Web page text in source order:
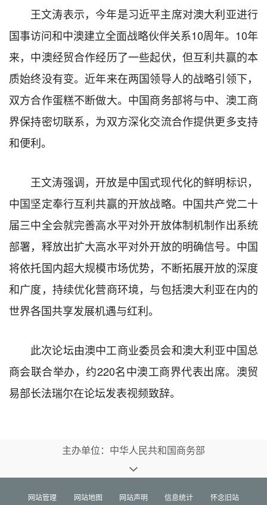
王文涛表示，今年是习近平主席对澳大利亚进行
国事访问和中澳建立全面战略伙伴关系10周年。10年
来，中澳经贸合作经历了一些起伏，但互利共赢的本
质始终没有变。近年来在两国领导人的战略引领下，
双方合作蛋糕不断做大。中国商务部将与中、澳工商
界保持密切联系，为双方深化交流合作提供更多支持
和便利。
王文涛强调，开放是中国式现代化的鲜明标识，
中国坚定奉行互利共赢的开放战略。中国共产党二十
届三中全会就完善高水平对外开放体制机制作出系统
部署，释放出扩大高水平对外开放的明确信号。中国
将依托国内超大规模市场优势，不断拓展开放的深度
和广度，持续优化营商环境，与包括澳大利亚在内的
世界各国共享发展机遇与红利。
此次论坛由澳中工商业委员会和澳大利亚中国总
商会联合举办，约220名中澳工商界代表出席。澳贸
易部长法瑞尔在论坛发表视频致辞。
主办单位：中华人民共和国商务部
网站管理 网站地图 网站声明 信息统计 怀念旧站